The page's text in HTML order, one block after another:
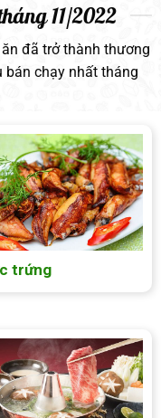
11/2022
đã trở thành thương
bán chạy nhất tháng
trứng